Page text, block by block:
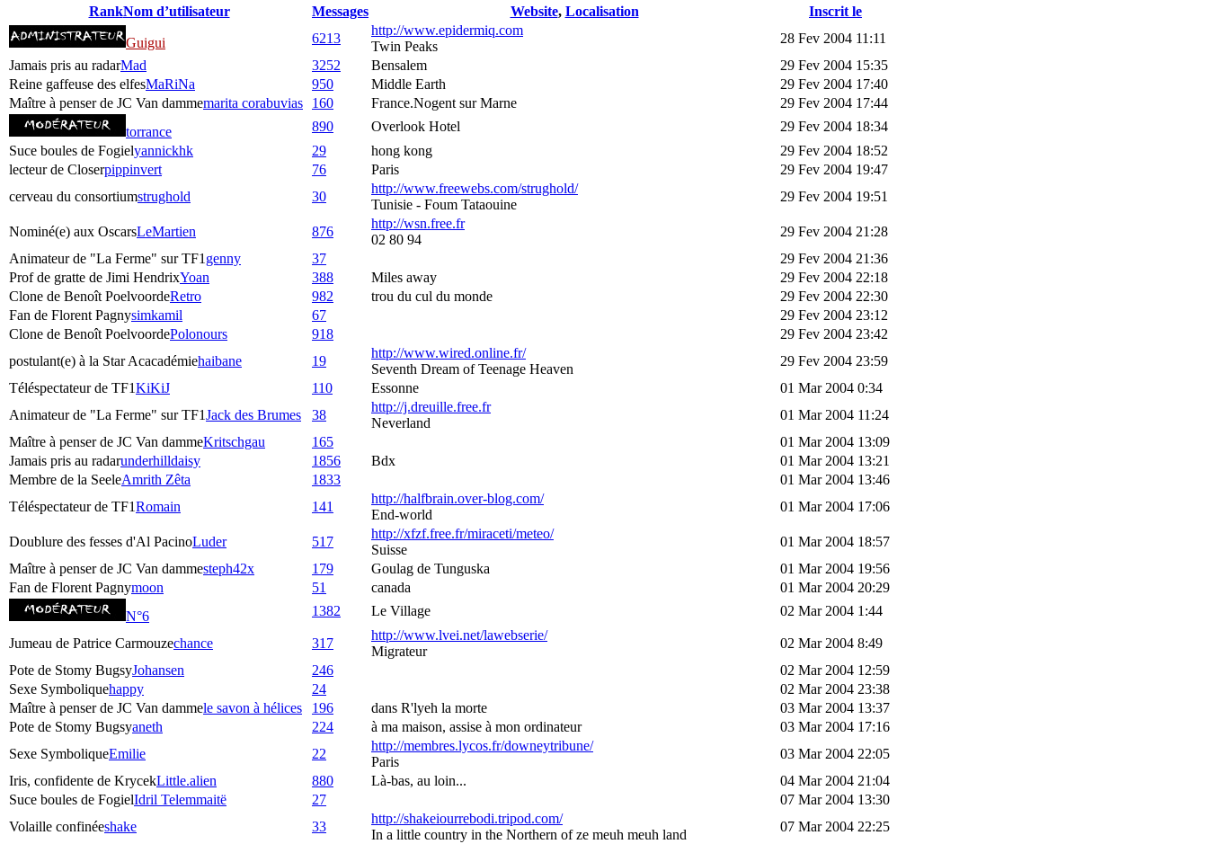
RankNom d’utilisateur Messages Website, Localisation Inscrit le
Guigui 6213
http://www.epidermiq.com
Twin Peaks
28 Fev 2004 11:11
Jamais pris au radarMad 3252 Bensalem
29 Fev 2004 15:35
Reine gaffeuse des elfesMaRiNa 950 Middle Earth
29 Fev 2004 17:40
Maître à penser de JC Van dammemarita corabuvias 160 France.Nogent sur Marne
29 Fev 2004 17:44
torrance
890 Overlook Hotel
29 Fev 2004 18:34
Suce boules de Fogielyannickhk 29 hong kong
29 Fev 2004 18:52
lecteur de Closerpippinvert 76 Paris
29 Fev 2004 19:47
cerveau du consortiumstrughold 30
http://www.freewebs.com/strughold/
Tunisie - Foum Tataouine
29 Fev 2004 19:51
Nominé(e) aux OscarsLeMartien 876
http://wsn.free.fr
02 80 94
29 Fev 2004 21:28
Animateur de "La Ferme" sur TF1 genny 37
29 Fev 2004 21:36
Prof de gratte de Jimi HendrixYoan 388 Miles away
29 Fev 2004 22:18
Clone de Benoît PoelvoordeRetro 982 trou du cul du monde
29 Fev 2004 22:30
Fan de Florent Pagnysimkamil 67
29 Fev 2004 23:12
Clone de Benoît PoelvoordePolonours 918
29 Fev 2004 23:42
postulant(e) à la Star Acacadémiehaibane 19
http://www.wired.online.fr/
Seventh Dream of Teenage Heaven
29 Fev 2004 23:59
Téléspectateur de TF1KiKiJ 110 Essonne
01 Mar 2004 0:34
Animateur de "La Ferme" sur TF1Jack des Brumes 38
http://j.dreuille.free.fr
Neverland
01 Mar 2004 11:24
Maître à penser de JC Van dammeKritschgau 165
01 Mar 2004 13:09
Jamais pris au radarunderhilldaisy 1856 Bdx
01 Mar 2004 13:21
Membre de la SeeleAmrith Zêta 1833
01 Mar 2004 13:46
Téléspectateur de TF1Romain 141
http://halfbrain.over-blog.com/
End-world
01 Mar 2004 17:06
Doublure des fesses d'Al PacinoLuder 517
http://xfzf.free.fr/miraceti/meteo/
Suisse
01 Mar 2004 18:57
Maître à penser de JC Van dammesteph42x 179 Goulag de Tunguska
01 Mar 2004 19:56
Fan de Florent Pagnymoon 51 canada
01 Mar 2004 20:29
N°6
1382 Le Village 02 Mar 2004 1:44
Jumeau de Patrice Carmouzechance 317
http://www.lvei.net/lawebserie/
Migrateur
02 Mar 2004 8:49
Pote de Stomy BugsyJohansen 246
02 Mar 2004 12:59
Sexe Symboliquehappy 24
02 Mar 2004 23:38
Maître à penser de JC Van dammele savon à hélices 196 dans R'lyeh la morte
03 Mar 2004 13:37
Pote de Stomy Bugsyaneth 224 à ma maison, assise à mon ordinateur
03 Mar 2004 17:16
Sexe SymboliqueEmilie 22
http://membres.lycos.fr/downeytribune/
Paris
03 Mar 2004 22:05
Iris, confidente de KrycekLittle.alien 880 Là-bas, au loin...
04 Mar 2004 21:04
Suce boules de FogielIdril Telemmaitë 27
07 Mar 2004 13:30
Volaille confinéeshake 33
http://shakeiourrebodi.tripod.com/
In a little country in the Northern of ze meuh meuh land
07 Mar 2004 22:25